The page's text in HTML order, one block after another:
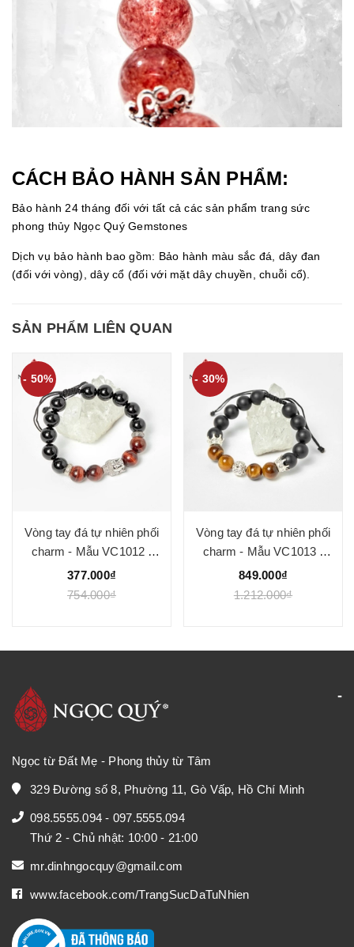
CÁCH BẢO HÀNH SẢN PHẨM:
Bảo hành 24 tháng đối với tất cả các sản phẩm trang sức
phong thủy Ngọc Quý Gemstones
Dịch vụ bảo hành bao gồm: Bảo hành màu sắc đá, dây đan
(đối với vòng), dây cổ (đối với mặt dây chuyền, chuỗi cổ).
SẢN PHẨM LIÊN QUAN
- 50%
Vòng tay đá tự nhiên phối
charm - Mẫu VC1012 -
Ngọc Quý
377.000₫
754.000₫
- 30%
Vòng tay đá tự nhiên phối
charm - Mẫu VC1013 -
Ngọc Quý
849.000₫
1.212.000₫
Ngọc từ Đất Mẹ - Phong thủy từ Tâm
329 Đường số 8, Phường 11, Gò Vấp, Hồ Chí Minh
098.5555.094 - 097.5555.094
Thứ 2 - Chủ nhật: 10:00 - 21:00
mr.dinhngocquy@gmail.com
www.facebook.com/TrangSucDaTuNhien